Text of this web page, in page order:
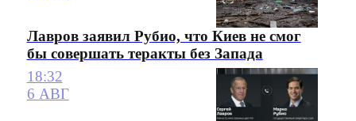
Лавров заявил Рубио, что Киев не смог
бы совершать теракты без Запада
18:32
6 АВГ